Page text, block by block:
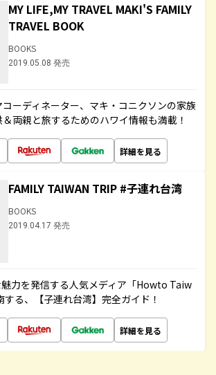
MY LIFE,MY TRAVEL MAKI'S FAMILY
TRAVEL BOOK
BOOKS
2019.05.08 発売
ーディネーター、マキ・コニクソンの家族
両親と旅するためのハワイ情報も満載！
詳細を見る
FAMILY TAIWAN TRIP #子連れ台湾
BOOKS
2019.04.17 発売
力を発信する人気メディア「Howto Taiw
る、【子連れ台湾】完全ガイド！
詳細を見る